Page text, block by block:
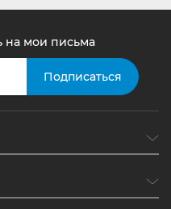
на мои письма